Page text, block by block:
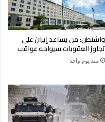
واشنطن: من يساعد إيران على
تجاوز العقوبات سيواجه عواقب
منذ يوم واحد